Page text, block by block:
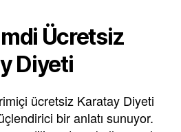
Ücretsiz
Diyeti
ücretsiz Karatay Diyeti
bir anlatı sunuyor.